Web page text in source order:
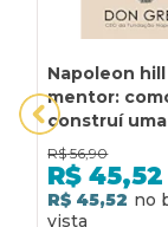
Napoleon
mentor:
construí
riquezas com
mentoria de
napoleon hill
R$ 56,90
R$ 45,52
R$ 45,52